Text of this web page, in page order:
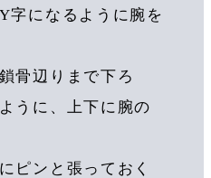
になるように腕を
骨辺りまで下ろ
うに、上下に腕の
ピンと張っておく